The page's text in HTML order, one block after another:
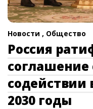
Новости , Общество
Россия
соглашение
содействии
2030 годы